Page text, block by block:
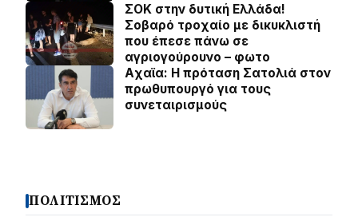
ΣΟΚ στην δυτική Ελλάδα!
Σοβαρό τροχαίο με δικυκλιστή
που έπεσε πάνω σε
αγριογούρουνο – φωτο
Aχαϊα: Η πρόταση Σατολιά στον
πρωθυπουργό για τους
συνεταιρισμούς
ΠΟΛΙΤΙΣΜΟΣ